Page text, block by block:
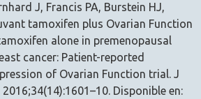
J, Francis PA, Burstein HJ,
tamoxifen plus Ovarian Function
alone in premenopausal
cancer: Patient-reported
of Ovarian Function trial. J
Disponible en: